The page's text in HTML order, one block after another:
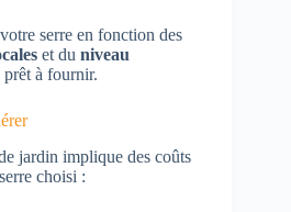
serre en fonction des
et du niveau
prêt à fournir.
jardin implique des coûts
choisi :